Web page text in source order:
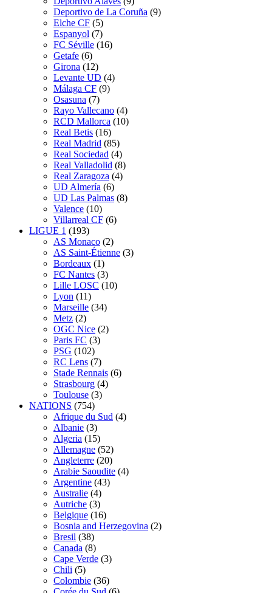
Deportivo de La Coruña (9)
Elche CF (5)
Espanyol (7)
FC Séville (16)
Getafe (6)
Girona (12)
Levante UD (4)
Málaga CF (9)
Osasuna (7)
Rayo Vallecano (4)
RCD Mallorca (10)
Real Betis (16)
Real Madrid (85)
Real Sociedad (4)
Real Valladolid (8)
Real Zaragoza (4)
UD Almería (6)
UD Las Palmas (8)
Valence (10)
Villarreal CF (6)
LIGUE 1 (193)
AS Monaco (2)
AS Saint-Étienne (3)
Bordeaux (1)
FC Nantes (3)
Lille LOSC (10)
Lyon (11)
Marseille (34)
Metz (2)
OGC Nice (2)
Paris FC (3)
PSG (102)
RC Lens (7)
Stade Rennais (6)
Strasbourg (4)
Toulouse (3)
NATIONS (754)
Afrique du Sud (4)
Albanie (3)
Algeria (15)
Allemagne (52)
Angleterre (20)
Arabie Saoudite (4)
Argentine (43)
Australie (4)
Autriche (3)
Belgique (16)
Bosnia and Herzegovina (2)
Bresil (38)
Canada (8)
Cape Verde (3)
Chili (5)
Colombie (36)